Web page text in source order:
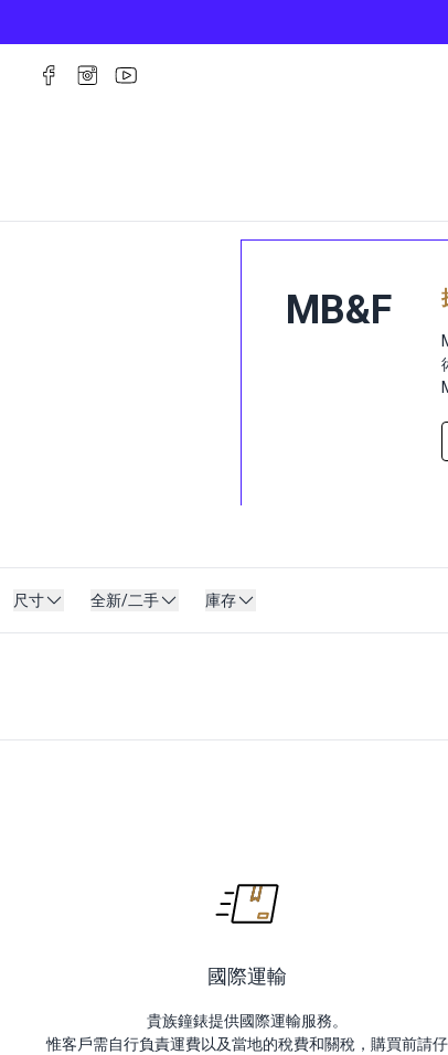
MB&F
尺寸 全新/二手 庫存
國際運輸
貴族鐘錶提供國際運輸服務。
惟客戶需自行負責運費以及當地的稅費和關稅，購買前請仔